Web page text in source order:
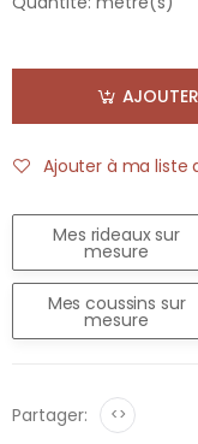
Ajouter à ma liste
Mes rideaux sur
mesure
Mes coussins sur
mesure
Partager: <>